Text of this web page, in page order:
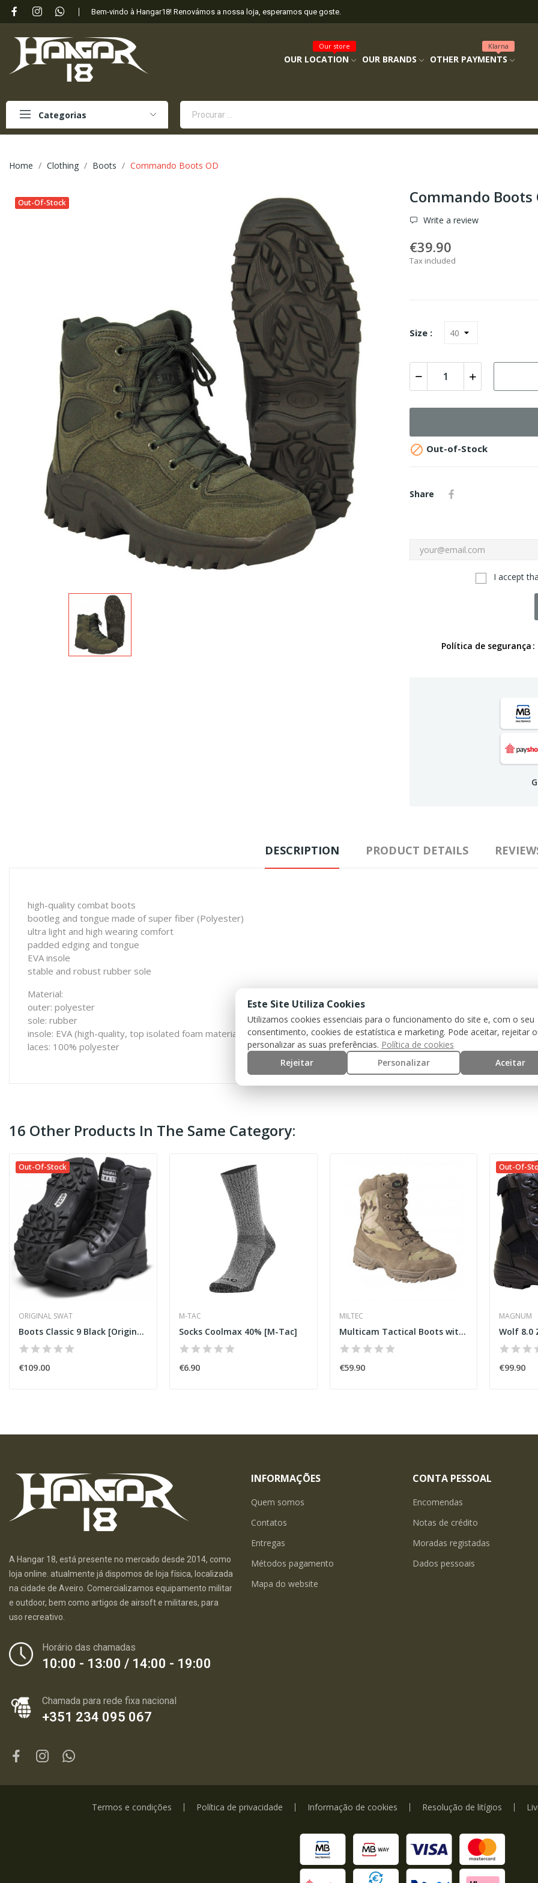
Bem-vindo à Hangar18! Renovámos a nossa loja, esperamos que goste.
OUR LOCATION
Our store
OUR BRANDS OTHER PAYMENTS
Klarna
Categorias
Home Clothing Boots Commando Boots OD
Out-Of-Stock Commando Boots
Write a review
€39.90
Tax included
Size :
 Out-of-Stock
Share
I accept
Política de segurança
DESCRIPTION PRODUCT DETAILS
high-quality combat boots
bootleg and tongue made of super fiber (Polyester)
ultra light and high wearing comfort
padded edging and tongue
EVA insole
stable and robust rubber sole
Material:
outer: polyester
sole: rubber
insole: EVA (high-quality, top isolated foam material)
laces: 100% polyester
16 Other Products In The Same Category:
Out-Of-Stock
ORIGINAL SWAT
Boots Classic 9 Black [Original SWAT]
€109.00
M-TAC
Socks Coolmax 40% [M-Tac]
€6.90
MILTEC
Multicam Tactical Boots with Zipper [TEESAR]
€59.90
Out-Of-
MAGNUM
Wolf 8.0
€99.90
A Hangar 18, está presente no mercado desde 2014, como
loja online. atualmente já dispomos de loja física, localizada
na cidade de Aveiro. Comercializamos equipamento militar
e outdoor, bem como artigos de airsoft e militares, para
uso recreativo.
Horário das chamadas
10:00 - 13:00 / 14:00 - 19:00
Chamada para rede fixa nacional
+351 234 095 067
INFORMAÇÕES
Quem somos
Contatos
Entregas
Métodos pagamento
Mapa do website
CONTA PESSOAL
Encomendas
Notas de crédito
Moradas registadas
Dados pessoais
Termos e condições Política de privacidade Informação de cookies Resolução de litígios
Este Site Utiliza Cookies
Utilizamos cookies essenciais para o funcionamento do site e, com o seu
consentimento, cookies de estatística e marketing. Pode aceitar, rejeitar
personalizar as suas preferências. Política de cookies
Rejeitar
Personalizar Aceitar